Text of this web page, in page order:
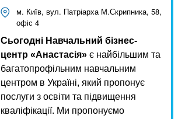
м. Київ, вул. Патріарха М.Скрипника, 58,
офіс 4
Сьогодні Навчальний бізнес-
центр «Анастасія» є найбільшим та
багатопрофільним навчальним
центром в Україні, який пропонує
послуги з освіти та підвищення
кваліфікації. Ми пропонуємо